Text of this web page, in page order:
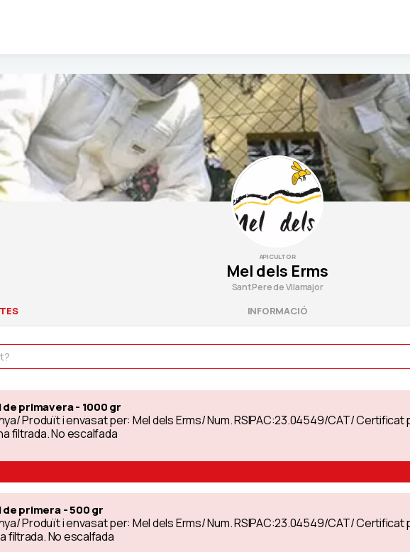
APICULTOR
Mel dels Erms
Sant Pere de Vilamajor
INFORMACIÓ
primavera - 1000 gr
Produït i envasat per: Mel dels Erms/ Num. RSIPAC:23.04549/CAT/ Certificat
filtrada. No escalfada
primera - 500 gr
Produït i envasat per: Mel dels Erms/ Num. RSIPAC:23.04549/CAT/ Certificat
filtrada. No escalfada